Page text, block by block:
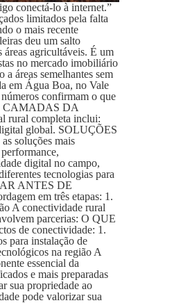
conectá-lo à internet.”
limitados pela falta
o mais recente
deu um salto
áreas agricultáveis. É um
no mercado imobiliário
áreas semelhantes sem
em Água Boa, no Vale
confirmam o que
CAMADAS DA
rural completa inclui:
global. SOLUÇÕES
soluções mais
digital no campo,
tecnologias para
ANTES DE
em três etapas: 1.
A conectividade rural
parcerias: O QUE
de conectividade: 1.
para instalação de
na região A
essencial da
e mais preparadas
sua propriedade ao
pode valorizar sua